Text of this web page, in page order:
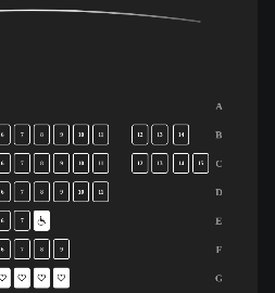
A
B
C
D
E
F
G
6 7 8 9 10 11 12 13 14
6 7 8 9 10 11 12 13 14 15
6 7 8 9 10 11
6 7
6 7 8 9